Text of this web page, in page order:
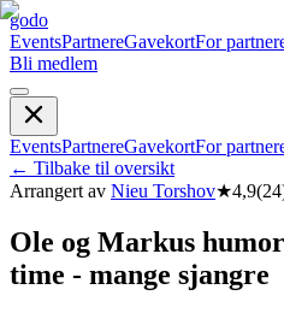
godo
EventsPartnereGavekortFor
Bli medlem
EventsPartnereGavekortFor
← Tilbake til oversikt
Arrangert av Nieu Torshov★4,9(24
Ole og Markus
time - mange sjangre